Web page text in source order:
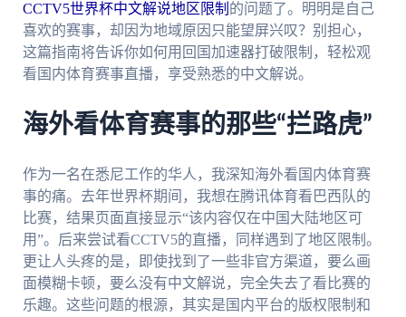
CCTV5世界杯中文解说地区限制 的问题了。明明是自己
喜欢的赛事，却因为地域原因只能望屏兴叹？别担心，
这篇指南将告诉你如何用回国加速器打破限制，轻松观
看国内体育赛事直播，享受熟悉的中文解说。
海外看体育赛事的那些“拦路虎”
作为一名在悉尼工作的华人，我深知海外看国内体育赛
事的痛。去年世界杯期间，我想在腾讯体育看巴西队的
比赛，结果页面直接显示“该内容仅在中国大陆地区可
用”。后来尝试看CCTV5的直播，同样遇到了地区限制。
更让人头疼的是，即使找到了一些非官方渠道，要么画
面模糊卡顿，要么没有中文解说，完全失去了看比赛的
乐趣。这些问题的根源，其实是国内平台的版权限制和